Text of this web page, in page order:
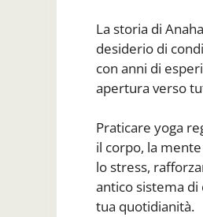
La storia di
desiderio di
con anni di
apertura verso
Praticare yoga
il corpo, la
lo stress,
antico sistema
tua quotidianità.